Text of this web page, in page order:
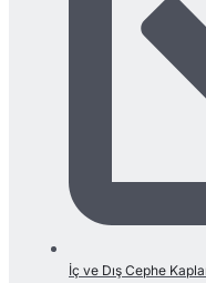
İç ve Dış Cephe